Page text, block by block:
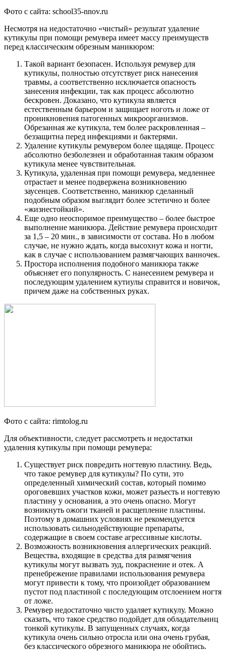
Фото с сайта: school35-nnov.ru
Несмотря на недостаточно «чистый» результат удаление
кутикулы при помощи ремувера имеет массу преимуществ
перед классическим обрезным маникюром:
Такой вариант безопасен. Используя ремувер для
кутикулы, полностью отсутствует риск нанесения
травмы, а соответственно исключается опасность
занесения инфекции, так как процесс абсолютно
бескровен. Доказано, что кутикула является
естественным барьером и защищает ноготь и ложе от
проникновения патогенных микроорганизмов.
Обрезанная же кутикула, тем более раскровленная –
беззащитна перед инфекциями и бактерями.
Удаление кутикулы ремувером более щадяще. Процесс
абсолютно безболезнен и обработанная таким образом
кутикула менее чувствительная.
Кутикула, удаленная при помощи ремувера, медленнее
отрастает и менее подвержена возникновению
заусенцев. Соответственно, маникюр сделанный
подобным образом выглядит более эстетично и более
«жизнестойкий».
Еще одно неоспоримое преимущество – более быстрое
выполнение маникюра. Действие ремувера происходит
за 1,5 – 20 мин., в зависимости от состава. Но в любом
случае, не нужно ждать, когда высохнут кожа и ногти,
как в случае с использованием размягчающих ванночек.
Простора исполнения подобного маникюра также
объясняет его популярность. С нанесением ремувера и
последующим удалением кутиулы справится и новичок,
причем даже на собственных руках.
Фото с сайта: rimtolog.ru
Для объективности, следует рассмотреть и недостатки
удаления кутикулы при помощи ремувера:
Существует риск повредить ногтевую пластину. Ведь,
что такое ремувер для кутикулы? По сути, это
определенный химический состав, который помимо
ороговевших участков кожи, может разъесть и ногтевую
пластину у основания, а это очень опасно. Могут
возникнуть ожоги тканей и расщепление пластины.
Поэтому в домашних условиях не рекомендуется
использовать сильнодействующие препараты,
содержащие в своем составе агрессивные кислоты.
Возможность возникновения аллергических реакций.
Вещества, входящие в средства для размягчения
кутикулы могут вызвать зуд, покраснение и отек. А
пренебрежение правилами использования ремувера
могут привести к тому, что произойдет образованием
пустот под пластиной с последующим отслоением ногтя
от ложе.
Ремувер недостаточно чисто удаляет кутикулу. Можно
сказать, что такое средство подойдет для обладательниц
тонкой кутикулы. В запущенных случаях, когда
кутикула очень сильно отросла или она очень грубая,
без классического обрезного маникюра не обойтись.